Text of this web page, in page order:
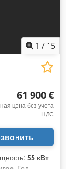
1 / 15
61 900 €
цена без учета
НДС
55 кВт